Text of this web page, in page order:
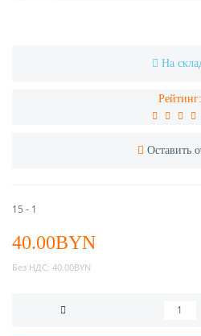
На
Рейтинг:
Оставить
15 - 1
40.00BYN
Без НДС: 40.00BYN